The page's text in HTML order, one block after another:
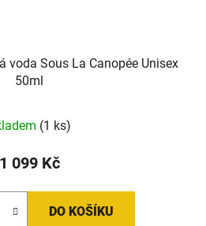
voda Sous La Canopée Unisex
50ml
(1 ks)
1 099 Kč
DO KOŠÍKU